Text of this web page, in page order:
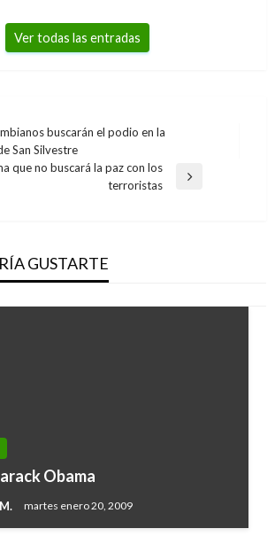
Ver todas las entradas
buscarán el podio en la
San Silvestre
que no buscará la paz con los
terroristas
GUSTARTE
Obama
martes enero 20, 2009
regla para detener por más